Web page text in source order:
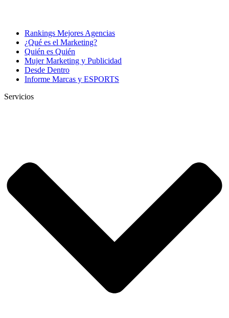
Rankings Mejores Agencias
¿Qué es el Marketing?
Quién es Quién
Mujer Marketing y Publicidad
Desde Dentro
Informe Marcas y ESPORTS
Servicios